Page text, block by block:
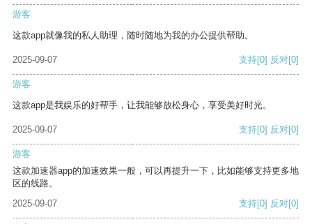
游客
这款app就像我的私人助理，随时随地为我的办公提供帮助。
2025-09-07 支持[0] 反对[0]
游客
这款app是我娱乐的好帮手，让我能够放松身心，享受美好时光。
2025-09-07 支持[0] 反对[0]
游客
这款加速器app的加速效果一般，可以再提升一下，比如能够支持更多地
区的线路。
2025-09-07
支持[0] 反对[0]